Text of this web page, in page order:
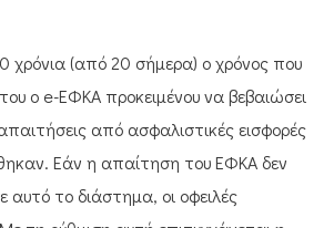
χρόνια (από 20 σήμερα) ο χρόνος που
ο e-ΕΦΚΑ προκειμένου να βεβαιώσει
από ασφαλιστικές εισφορές
Εάν η απαίτηση του ΕΦΚΑ δεν
αυτό το διάστημα, οι οφειλές